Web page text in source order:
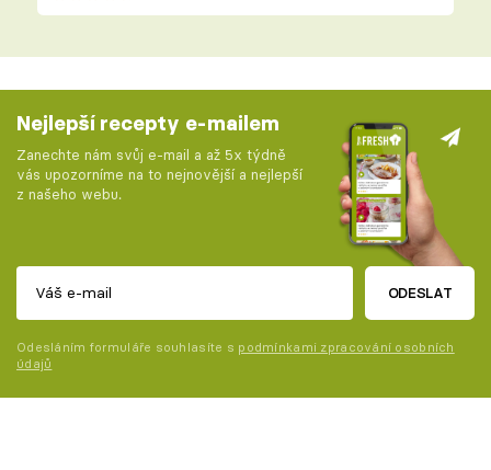
Nejlepší recepty e-mailem
Zanechte nám svůj e-mail a až 5x týdně
vás upozorníme na to nejnovější a nejlepší
z našeho webu.
ODESLAT
Odesláním formuláře souhlasíte s podmínkami zpracování osobních
údajů